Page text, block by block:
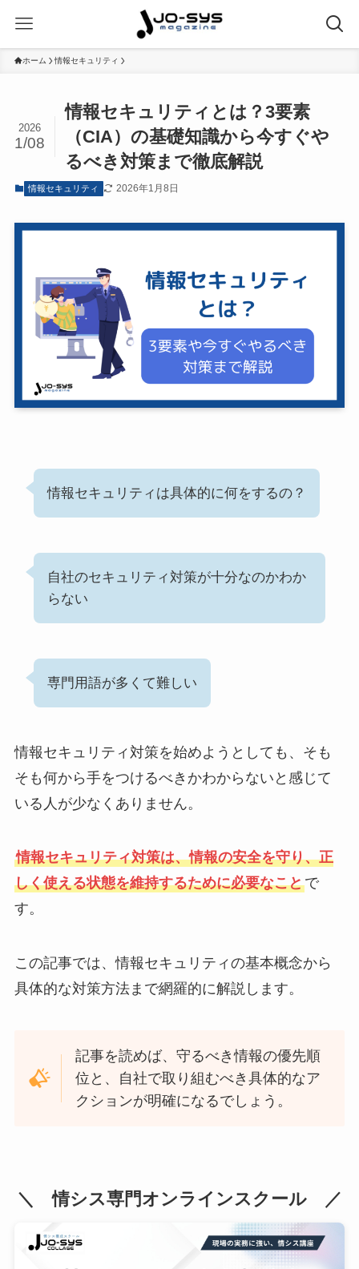
ホーム 情報セキュリティ
情報セキュリティとは？3要素
（CIA）の基礎知識から今すぐや
るべき対策まで徹底解説
2026
1/08
情報セキュリティ 2026年1月8日
情報セキュリティは具体的に何をするの？
自社のセキュリティ対策が十分なのかわか
らない
専門用語が多くて難しい
情報セキュリティ対策を始めようとしても、そも
そも何から手をつけるべきかわからないと感じて
いる人が少なくありません。
情報セキュリティ対策は、情報の安全を守り、正
しく使える状態を維持するために必要なことで
す。
この記事では、情報セキュリティの基本概念から
具体的な対策方法まで網羅的に解説します。
記事を読めば、守るべき情報の優先順
位と、自社で取り組むべき具体的なア
クションが明確になるでしょう。
＼ 情シス専門オンラインスクール ／